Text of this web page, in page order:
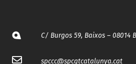
C/ Burgos 59, Baixos – 08014
spccc@spcgtcatalunya.cat